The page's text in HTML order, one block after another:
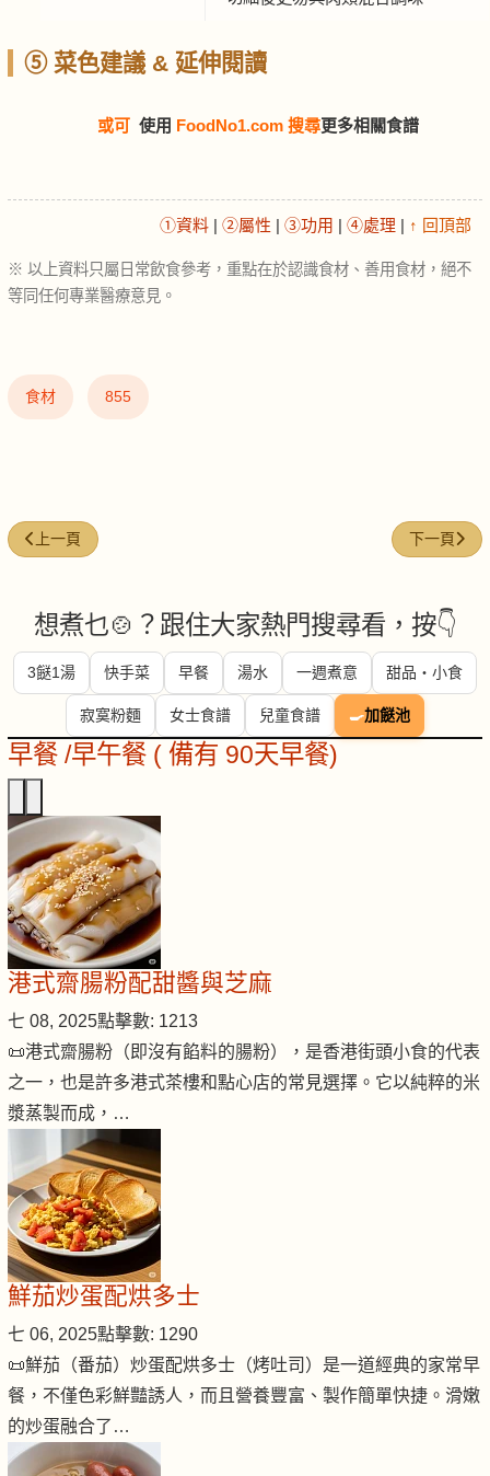
⑤ 菜色建議 & 延伸閱讀
或可 使用 FoodNo1.com 搜尋更多相關食譜
①資料 | ②屬性 | ③功用 | ④處理 | ↑ 回頂部
※ 以上資料只屬日常飲食參考，重點在於認識食材、善用食材，絕不
等同任何專業醫療意見。
食材 855
上一篇文章: 蒔蘿 (Dill)
上一頁 下一篇文
下一頁
想煮乜🍲？跟住大家熱門搜尋看，按👇
3餸1湯 快手菜 早餐 湯水 一週煮意 甜品・小食
寂寞粉麵 女士食譜 兒童食譜 🍳加餸池
早餐 /早午餐 ( 備有 90天早餐)
港式齋腸粉配甜醬與芝麻
七 08, 2025點擊數: 1213
📜港式齋腸粉（即沒有餡料的腸粉），是香港街頭小食的代表
之一，也是許多港式茶樓和點心店的常見選擇。它以純粹的米
漿蒸製而成，…
鮮茄炒蛋配烘多士
七 06, 2025點擊數: 1290
📜鮮茄（番茄）炒蛋配烘多士（烤吐司）是一道經典的家常早
餐，不僅色彩鮮豔誘人，而且營養豐富、製作簡單快捷。滑嫩
的炒蛋融合了…